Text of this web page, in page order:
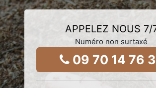
APPELEZ NOUS 7/
Numéro non surtaxé
09 70 14 76